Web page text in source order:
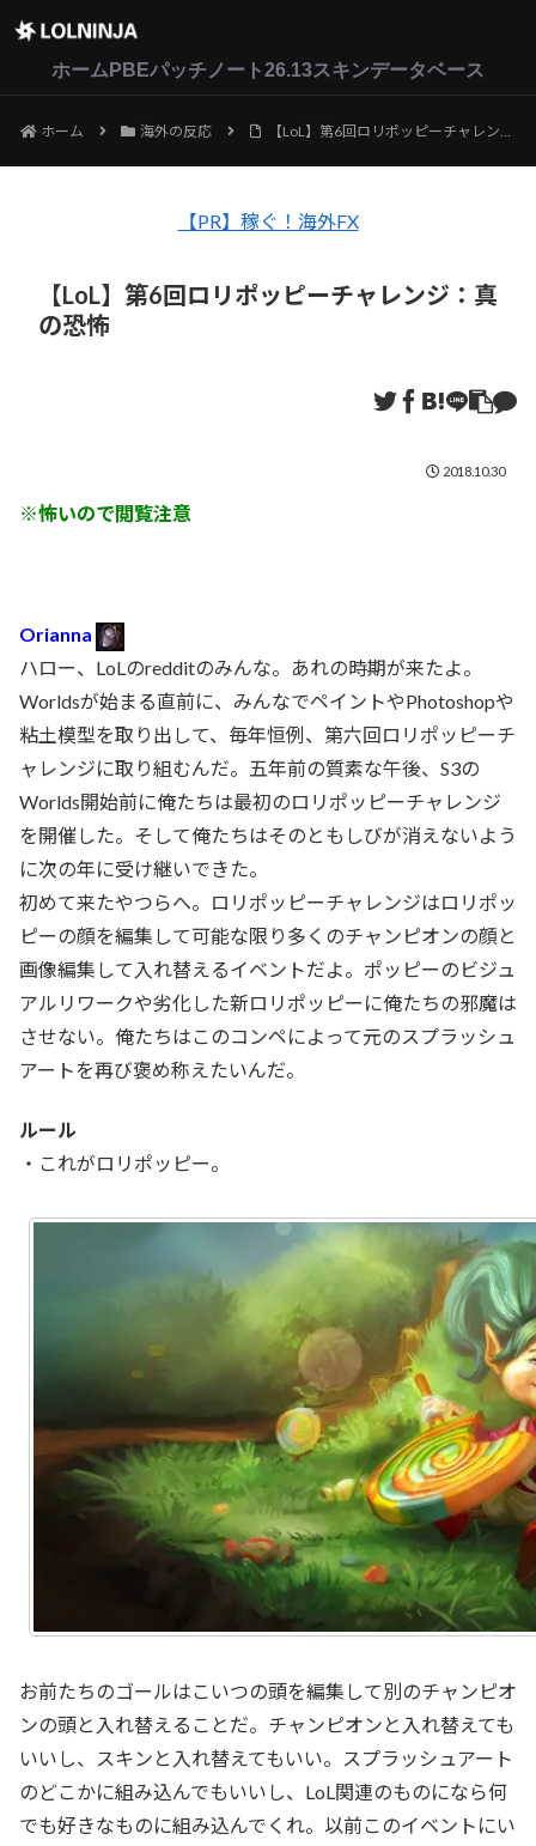
ホーム PBEパッチノート26.13スキンデータベース
ホーム 海外の反応 【LoL】第6回ロリポッピーチャレンジ：真の恐怖
【PR】稼ぐ！海外FX
【LoL】第6回ロリポッピーチャレンジ：真
の恐怖
2018.10.30
※怖いので閲覧注意
Orianna
ハロー、LoLのredditのみんな。あれの時期が来たよ。
Worldsが始まる直前に、みんなでペイントやPhotoshopや
粘土模型を取り出して、毎年恒例、第六回ロリポッピーチ
ャレンジに取り組むんだ。五年前の質素な午後、S3の
Worlds開始前に俺たちは最初のロリポッピーチャレンジ
を開催した。そして俺たちはそのともしびが消えないよう
に次の年に受け継いできた。
初めて来たやつらへ。ロリポッピーチャレンジはロリポッ
ピーの顔を編集して可能な限り多くのチャンピオンの顔と
画像編集して入れ替えるイベントだよ。ポッピーのビジュ
アルリワークや劣化した新ロリポッピーに俺たちの邪魔は
させない。俺たちはこのコンペによって元のスプラッシュ
アートを再び褒め称えたいんだ。
ルール
・これがロリポッピー。
お前たちのゴールはこいつの頭を編集して別のチャンピオ
ンの頭と入れ替えることだ。チャンピオンと入れ替えても
いいし、スキンと入れ替えてもいい。スプラッシュアート
のどこかに組み込んでもいいし、LoL関連のものになら何
でも好きなものに組み込んでくれ。以前このイベントにい